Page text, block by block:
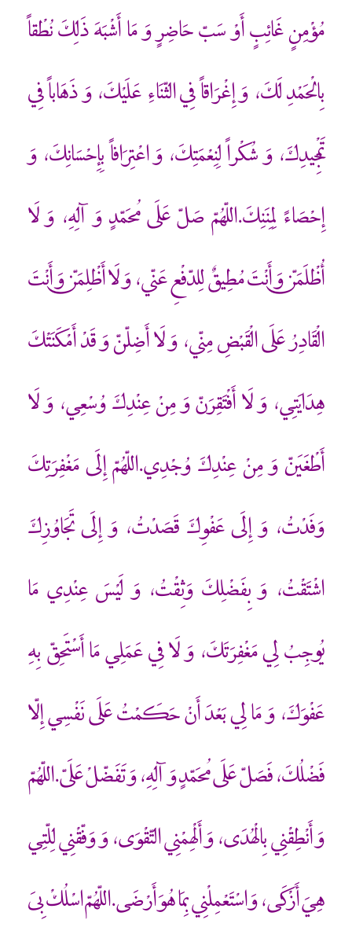
مُؤْمِنٍ غَائِبٍ أَوْ سَبّ حَاضِرٍ وَ مَا أَشْبَهَ ذَلِكَ نُطْقاً
بِالْحَمْدِ لَكَ، وَ إِغْرَاقاً فِي الثّنَاءِ عَلَيْكَ، وَ ذَهَاباً فِي
تَمْجِيدِكَ، وَ شُكْراً لِنِعْمَتِكَ، وَ اعْتِرَافاً بِإِحْسَانِكَ، وَ
إِحْصَاءً لِمِنَنِكَ.اللّهُمّ صَلّ عَلَى مُحَمّدٍ وَ آلِهِ، وَ لَا
أُظْلَمَنّ وَ أَنْتَ مُطِيقٌ لِلدّفْعِ عَنّي، وَ لَا أَظْلِمَنّ وَ أَنْتَ
الْقَادِرُ عَلَى الْقَبْضِ مِنّي، وَ لَا أَضِلّنّ وَ قَدْ أَمْكَنَتْكَ
هِدَايَتِي، وَ لَا أَفْتَقِرَنّ وَ مِنْ عِنْدِكَ وُسْعِي، وَ لَا
أَطْغَيَنّ وَ مِنْ عِنْدِكَ وُجْدِي.اللّهُمّ إِلَى مَغْفِرَتِكَ
وَفَدْتُ، وَ إِلَى عَفْوِكَ قَصَدْتُ، وَ إِلَى تَجَاوُزِكَ
اشْتَقْتُ، وَ بِفَضْلِكَ وَثِقْتُ، وَ لَيْسَ عِنْدِي مَا
يُوجِبُ لِي مَغْفِرَتَكَ، وَ لَا فِي عَمَلِي مَا أَسْتَحِقّ بِهِ
عَفْوَكَ، وَ مَا لِي بَعْدَ أَنْ حَكَمْتُ عَلَى نَفْسِي إِلّا
فَضْلُكَ، فَصَلّ عَلَى مُحَمّدٍ وَ آلِهِ، وَ تَفَضّلْ عَلَيّ.اللّهُمّ
وَ أَنْطِقْنِي بِالْهُدَى، وَ أَلْهِمْنِي التّقْوَى، وَ وَفّقْنِي لِلّتِي
هِيَ أَزْكَى، وَ اسْتَعْمِلْنِي بِمَا هُوَ أَرْضَى.اللّهُمّ اسْلُكْ بِيَ